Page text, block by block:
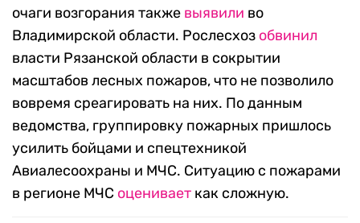
очаги возгорания также выявили во
Владимирской области. Рослесхоз обвинил
власти Рязанской области в сокрытии
масштабов лесных пожаров, что не позволило
вовремя среагировать на них. По данным
ведомства, группировку пожарных пришлось
усилить бойцами и спецтехникой
Авиалесоохраны и МЧС. Ситуацию с пожарами
в регионе МЧС оценивает как сложную.